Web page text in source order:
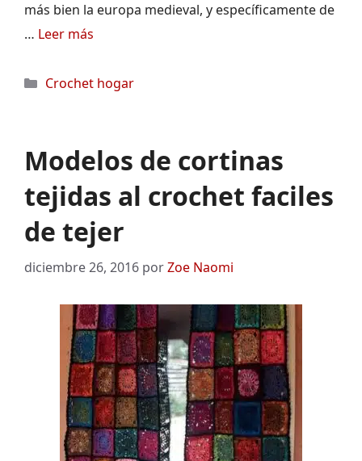
más bien la europa medieval, y específicamente de
… Leer más
Categorías
Crochet hogar
Modelos de cortinas
tejidas al crochet faciles
de tejer
diciembre 26, 2016 porZoe Naomi